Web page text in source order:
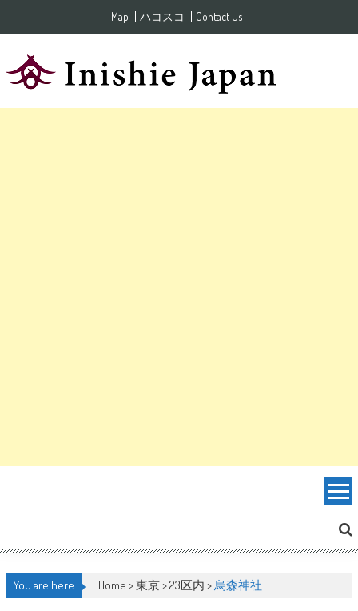
Map ハコスコ Contact Us
You are here Home >東京>23区内 >烏森神社